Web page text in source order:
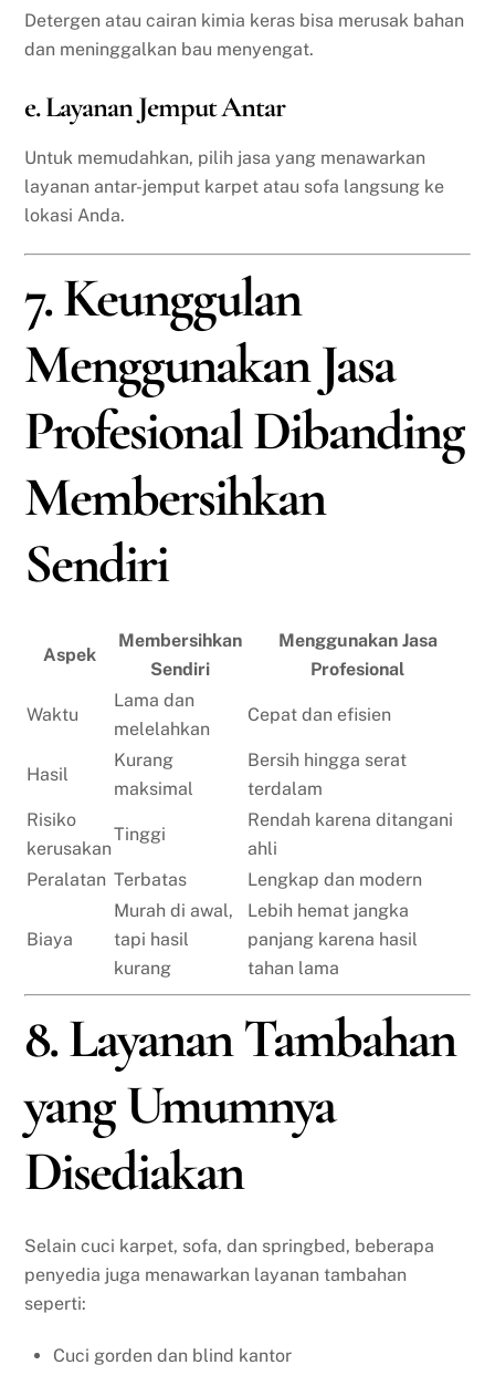
Detergen atau cairan kimia keras bisa merusak bahan
dan meninggalkan bau menyengat.
e. Layanan Jemput Antar
Untuk memudahkan, pilih jasa yang menawarkan
layanan antar-jemput karpet atau sofa langsung ke
lokasi Anda.
7. Keunggulan
Menggunakan Jasa
Profesional Dibanding
Membersihkan
Sendiri
Aspek
Membersihkan
Sendiri
Menggunakan Jasa
Profesional
Waktu
Lama dan
melelahkan
Cepat dan efisien
Hasil
Kurang
maksimal
Bersih hingga serat
terdalam
Risiko
kerusakan
Tinggi
Rendah karena ditangani
ahli
Peralatan Terbatas Lengkap dan modern
Biaya
Murah di awal,
tapi hasil
kurang
Lebih hemat jangka
panjang karena hasil
tahan lama
8. Layanan Tambahan
yang Umumnya
Disediakan
Selain cuci karpet, sofa, dan springbed, beberapa
penyedia juga menawarkan layanan tambahan
seperti:
Cuci gorden dan blind kantor